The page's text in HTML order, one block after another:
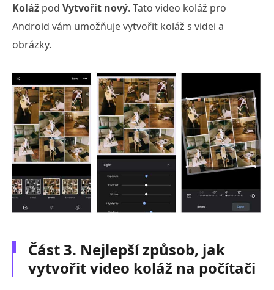
Koláž pod Vytvořit nový. Tato video koláž pro
Android vám umožňuje vytvořit koláž s videi a
obrázky.
Část 3. Nejlepší způsob, jak
vytvořit video koláž na počítači